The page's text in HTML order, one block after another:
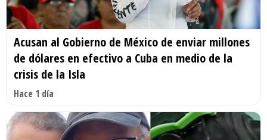
Acusan al Gobierno de México de enviar millones
de dólares en efectivo a Cuba en medio de la
crisis de la Isla
Hace 1 día